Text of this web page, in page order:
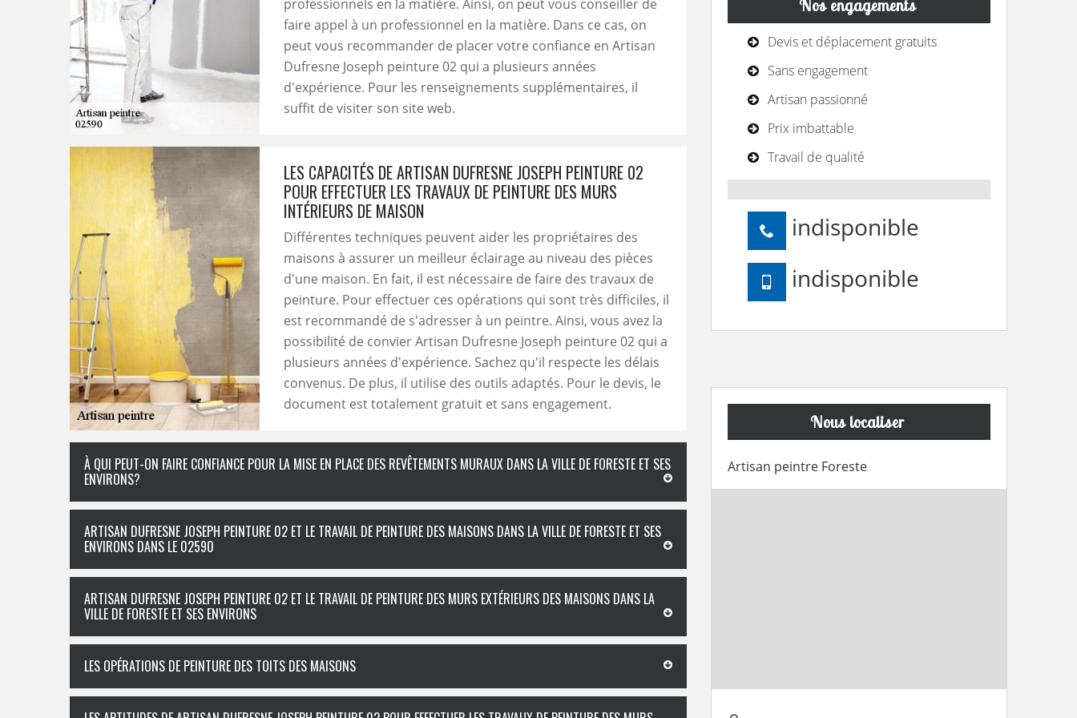
professionnels en la matière. Ainsi, on peut vous conseiller de
faire appel à un professionnel en la matière. Dans ce cas, on
peut vous recommander de placer votre confiance en Artisan
Dufresne Joseph peinture 02 qui a plusieurs années
d'expérience. Pour les renseignements supplémentaires, il
suffit de visiter son site web.
LES CAPACITÉS DE ARTISAN DUFRESNE JOSEPH PEINTURE 02
POUR EFFECTUER LES TRAVAUX DE PEINTURE DES MURS
INTÉRIEURS DE MAISON
Différentes techniques peuvent aider les propriétaires des
maisons à assurer un meilleur éclairage au niveau des pièces
d'une maison. En fait, il est nécessaire de faire des travaux de
peinture. Pour effectuer ces opérations qui sont très difficiles, il
est recommandé de s'adresser à un peintre. Ainsi, vous avez la
possibilité de convier Artisan Dufresne Joseph peinture 02 qui a
plusieurs années d'expérience. Sachez qu'il respecte les délais
convenus. De plus, il utilise des outils adaptés. Pour le devis, le
document est totalement gratuit et sans engagement.
À QUI PEUT-ON FAIRE CONFIANCE POUR LA MISE EN PLACE DES REVÊTEMENTS MURAUX DANS LA VILLE DE FORESTE ET SES
ENVIRONS?
ARTISAN DUFRESNE JOSEPH PEINTURE 02 ET LE TRAVAIL DE PEINTURE DES MAISONS DANS LA VILLE DE FORESTE ET SES
ENVIRONS DANS LE 02590
ARTISAN DUFRESNE JOSEPH PEINTURE 02 ET LE TRAVAIL DE PEINTURE DES MURS EXTÉRIEURS DES MAISONS DANS LA
VILLE DE FORESTE ET SES ENVIRONS
LES OPÉRATIONS DE PEINTURE DES TOITS DES MAISONS
Nos engagements
Devis et déplacement gratuits
Sans engagement
Artisan passionné
Prix imbattable
Travail de qualité
indisponible
indisponible
Nous localiser
Artisan peintre Foreste